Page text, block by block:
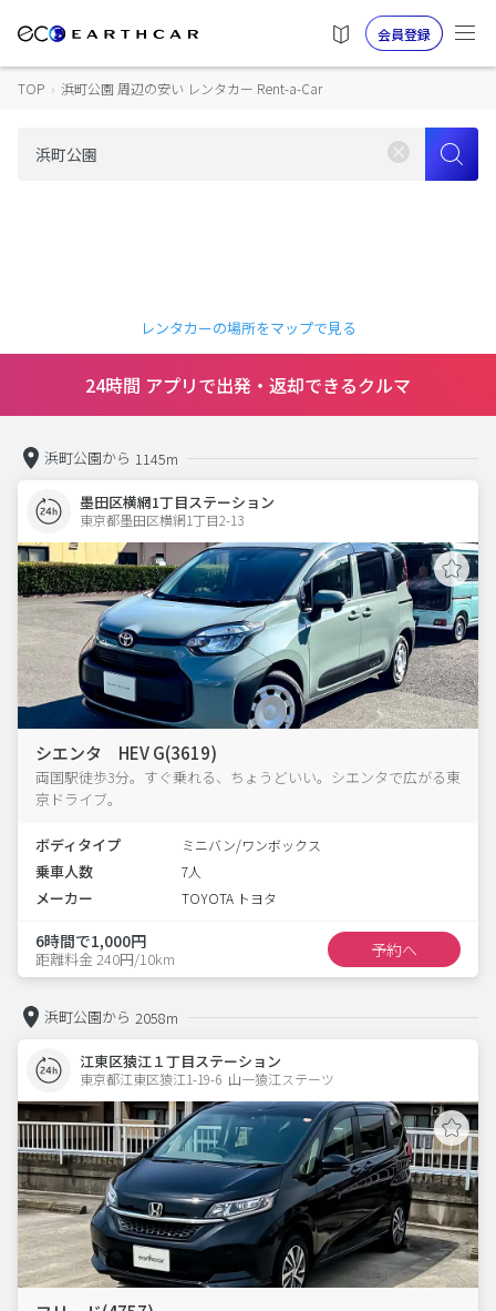
会員登録
TOP › 浜町公園 周辺の安い レンタカー Rent-a-Car
レンタカーの場所をマップで見る
24時間 アプリで出発・返却できるクルマ
浜町公園から 1145m
墨田区横網1丁目ステーション
東京都墨田区横網1丁目2-13
シエンタ HEV G(3619)
両国駅徒歩3分。すぐ乗れる、ちょうどいい。シエンタで広がる東
京ドライブ。
ボディタイプ ミニバン/ワンボックス
乗車人数 7人
メーカー TOYOTA トヨタ
6時間で1,000円
距離料金 240円/10km 予約へ
浜町公園から 2058m
江東区猿江１丁目ステーション
東京都江東区猿江1-19-6  山一猿江ステーツ